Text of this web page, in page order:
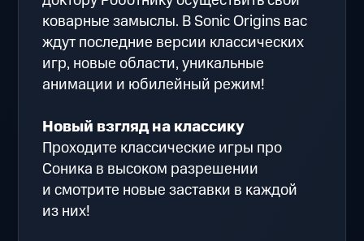
коварные замыслы. В Sonic Origins вас
ждут последние версии классических
игр, новые области, уникальные
анимации и юбилейный режим!
Новый взгляд на классику
Проходите классические игры про
Соника в высоком разрешении
и смотрите новые заставки в каждой
из них!